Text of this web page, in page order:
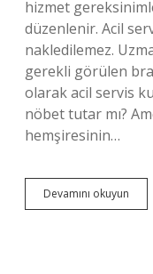
hizmet
düzenlenir. Acil
nakledilemez.
gerekli görülen
olarak acil servis
nöbet tutar mı?
hemşiresinin…
Devamını okuyun